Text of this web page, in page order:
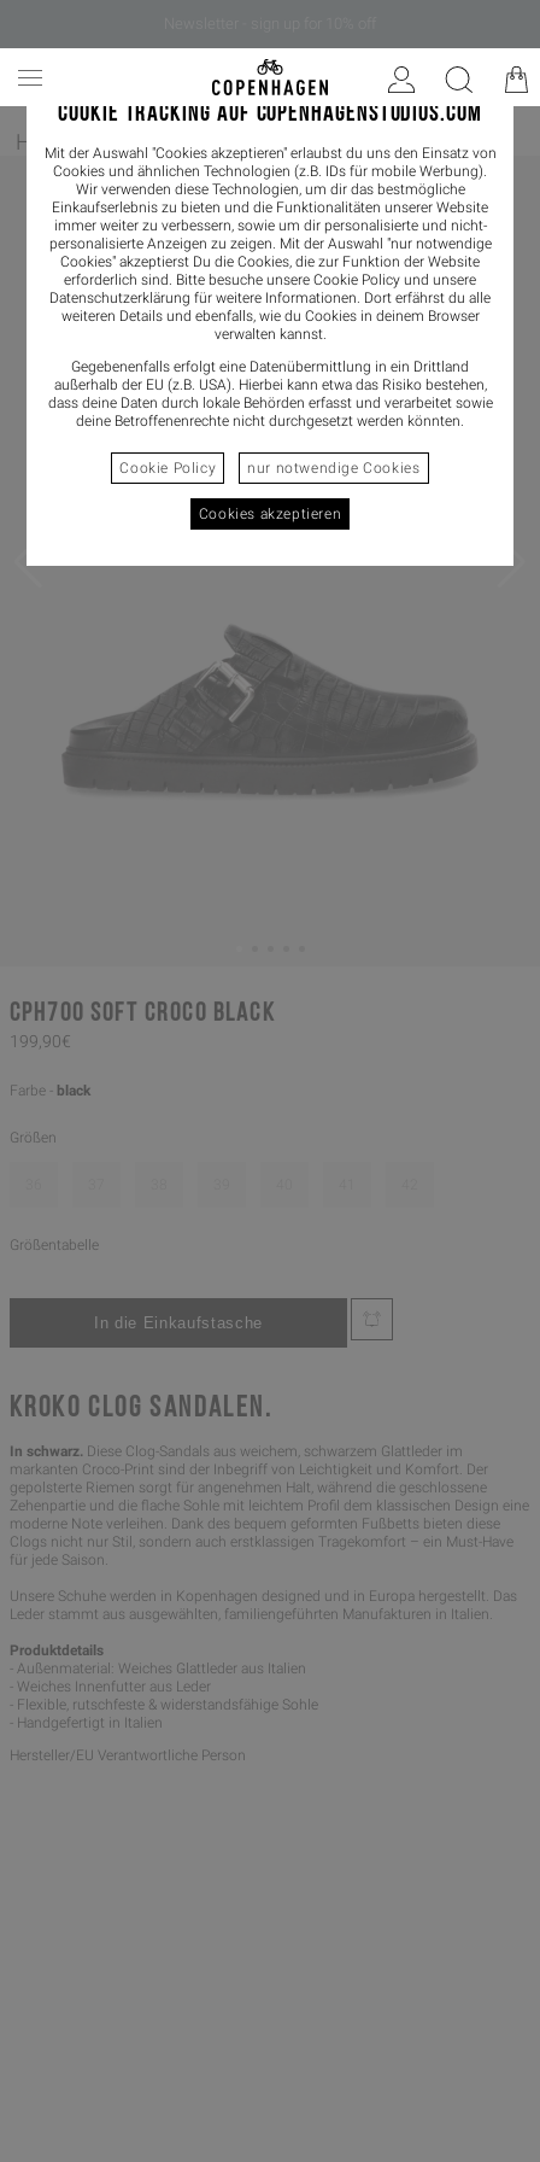
COOKIE TRACKING AUF COPENHAGENSTUDIOS.COM
Mit der Auswahl "Cookies akzeptieren" erlaubst du uns den Einsatz von
Cookies und ähnlichen Technologien (z.B. IDs für mobile Werbung).
Wir verwenden diese Technologien, um dir das bestmögliche
Einkaufserlebnis zu bieten und die Funktionalitäten unserer Website
immer weiter zu verbessern, sowie um dir personalisierte und nicht-
personalisierte Anzeigen zu zeigen. Mit der Auswahl "nur notwendige
Cookies" akzeptierst Du die Cookies, die zur Funktion der Website
erforderlich sind. Bitte besuche unsere Cookie Policy und unsere
Datenschutzerklärung für weitere Informationen. Dort erfährst du alle
weiteren Details und ebenfalls, wie du Cookies in deinem Browser
verwalten kannst.
Gegebenenfalls erfolgt eine Datenübermittlung in ein Drittland
außerhalb der EU (z.B. USA). Hierbei kann etwa das Risiko bestehen,
dass deine Daten durch lokale Behörden erfasst und verarbeitet sowie
deine Betroffenenrechte nicht durchgesetzt werden könnten.
Cookie Policy nur notwendige Cookies
Cookies akzeptieren
Home / Damen/ Slider
CPH700 soft croco black
199,90€
Farbe - black
Größen
Größentabelle
KROKO CLOG SANDALEN.
In schwarz. Diese Clog-Sandals aus weichem, schwarzem Glattleder im
markanten Croco-Print sind der Inbegriff von Leichtigkeit und Komfort. Der
gepolsterte Riemen sorgt für angenehmen Halt, während die geschlossene
Zehenpartie und die flache Sohle mit leichtem Profil dem klassischen Design eine
moderne Note verleihen. Dank des bequem geformten Fußbetts bieten diese
Clogs nicht nur Stil, sondern auch erstklassigen Tragekomfort – ein Must-Have
für jede Saison.
Unsere Schuhe werden in Kopenhagen designed und in Europa hergestellt. Das
Leder stammt aus ausgewählten, familiengeführten Manufakturen in Italien.
Produktdetails
- Außenmaterial: Weiches Glattleder aus Italien
- Weiches Innenfutter aus Leder
- Flexible, rutschfeste & widerstandsfähige Sohle
- Handgefertigt in Italien
Hersteller/EU Verantwortliche Person